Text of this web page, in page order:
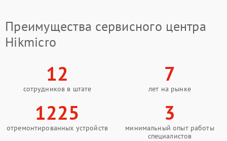
Преимущества сервисного центра
Hikmicro
12
сотрудников в штате
7
лет на рынке
1225
отремонтированных устройств
3
минимальный опыт работы
специалистов